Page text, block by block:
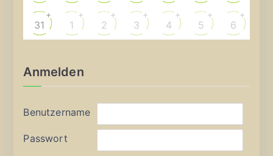
31
+
1
+
2
+
3
+
4
+
5
+
6
+
Anmelden
Benutzername
Passwort